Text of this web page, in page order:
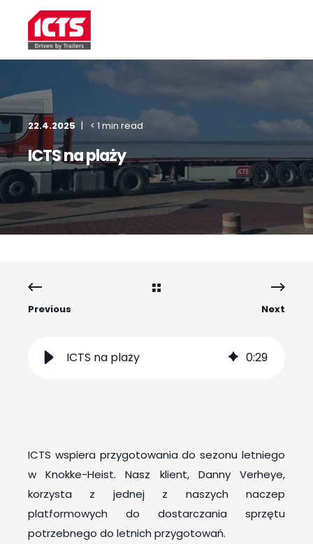
22.4.2025 < 1 min read
ICTS na plaży
Previous Next
ICTS na plaży 0:29
ICTS wspiera przygotowania do sezonu letniego
w Knokke-Heist. Nasz klient, Danny Verheye,
korzysta z jednej z naszych naczep
platformowych do dostarczania sprzętu
potrzebnego do letnich przygotowań.